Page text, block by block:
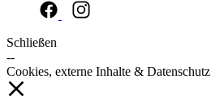
Schließen
--
Cookies, externe Inhalte & Datenschutz